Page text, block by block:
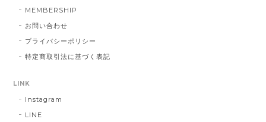
MEMBERSHIP
お問い合わせ
プライバシーポリシー
特定商取引法に基づく表記
LINK
Instagram
LINE